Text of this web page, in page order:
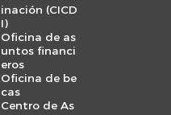
inación (CICD
I)
Oficina de as
untos financi
eros
Oficina de be
cas
Centro de As